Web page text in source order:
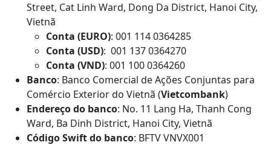
Street, Cat Linh Ward, Dong Da District, Hanoi City,
Vietnã
Conta (EURO): 001 114 0364285
Conta (USD): 001 137 0364270
Conta (VND): 001 100 0364260
Banco: Banco Comercial de Ações Conjuntas para
Comércio Exterior do Vietnã (Vietcombank)
Endereço do banco: No. 11 Lang Ha, Thanh Cong
Ward, Ba Dinh District, Hanoi City, Vietnã
Código Swift do banco: BFTV VNVX001